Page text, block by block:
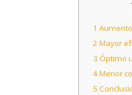
1
2 Mayor
3 Óptimo
4Menor
5